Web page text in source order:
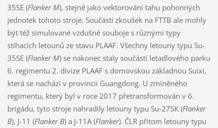
35SE (Flanker M), stejně jako vektorování tahu pohonných
jednotek tohoto stroje. Součástí zkoušek na FTTB ale mohly
být též simulované vzdušné souboje s různými typy
stíhacích letounů ze stavu PLAAF. Všechny letouny typu Su-
35SE (Flanker M) se nakonec staly součástí letadlového parku
6. regimentu 2. divize PLAAF s domovskou základnou Suixi,
která se nachází v provincii Guangdong. U zmíněného
regimentu, který byl v roce 2017 přetransformován v 6.
brigádu, tyto stroje nahradily letouny typu Su-27SK (Flanker
B), J-11 (Flanker B) a J-11A (Flanker). ČLR přitom letouny typu